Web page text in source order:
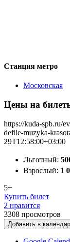
Станция метро
Московская
Цены на
https://kuda-spb.ru/
defile-muzyka-
29T12:58:00+03:00
Льготный:
Взрослый: 1
5+
Купить билет
2 нравится
3308 просмотров
Добавить в